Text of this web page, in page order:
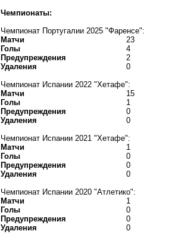
Чемпионаты:
Чемпионат Португалии 2025 "Фаренсе":
Матчи
23
Голы
4
Предупреждения
2
Удаления
0
Чемпионат Испании 2022 "Хетафе":
Матчи
15
Голы
1
Предупреждения
0
Удаления
0
Чемпионат Испании 2021 "Хетафе":
Матчи
1
Голы
0
Предупреждения
0
Удаления
0
Чемпионат Испании 2020 "Атлетико":
Матчи
1
Голы
0
Предупреждения
0
Удаления
0